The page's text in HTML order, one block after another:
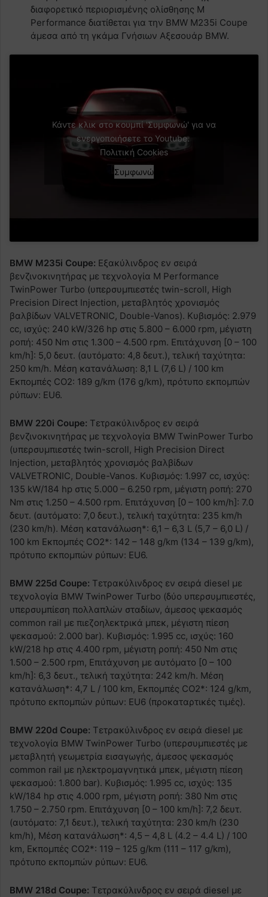
διαφορετικό περιορισμένης ολίσθησης M
Performance διατίθεται για την BMW M235i Coupe
άμεσα από τη γκάμα Γνήσιων Αξεσουάρ BMW.
Κάντε κλικ στο κουμπί 'Συμφωνώ' για να
ενεργοποιήσετε το Youtube.
Πολιτική Cookies
Συμφωνώ
BMW M235i Coupe: Εξακύλινδρος εν σειρά
βενζινοκινητήρας με τεχνολογία M Performance
TwinPower Turbo (υπερσυμπιεστές twin-scroll, High
Precision Direct Injection, μεταβλητός χρονισμός
βαλβίδων VALVETRONIC, Double-Vanos). Κυβισμός: 2.979
cc, ισχύς: 240 kW/326 hp στις 5.800 – 6.000 rpm, μέγιστη
ροπή: 450 Nm στις 1.300 – 4.500 rpm. Επιτάχυνση [0 – 100
km/h]: 5,0 δευτ. (αυτόματο: 4,8 δευτ.), τελική ταχύτητα:
250 km/h. Μέση κατανάλωση: 8,1 L (7,6 L) / 100 km
Εκπομπές CO2: 189 g/km (176 g/km), πρότυπο εκπομπών
ρύπων: EU6.
BMW 220i Coupe: Τετρακύλινδρος εν σειρά
βενζινοκινητήρας με τεχνολογία BMW TwinPower Turbo
(υπερσυμπιεστές twin-scroll, High Precision Direct
Injection, μεταβλητός χρονισμός βαλβίδων
VALVETRONIC, Double-Vanos. Κυβισμός: 1.997 cc, ισχύς:
135 kW/184 hp στις 5.000 – 6.250 rpm, μέγιστη ροπή: 270
Nm στις 1.250 – 4.500 rpm. Επιτάχυνση [0 – 100 km/h]: 7.0
δευτ. (αυτόματο: 7,0 δευτ.), τελική ταχύτητα: 235 km/h
(230 km/h). Μέση κατανάλωση*: 6,1 – 6,3 L (5,7 – 6,0 L) /
100 km Εκπομπές CO2*: 142 – 148 g/km (134 – 139 g/km),
πρότυπο εκπομπών ρύπων: EU6.
BMW 225d Coupe: Τετρακύλινδρος εν σειρά diesel με
τεχνολογία BMW TwinPower Turbo (δύο υπερσυμπιεστές,
υπερσυμπίεση πολλαπλών σταδίων, άμεσος ψεκασμός
common rail με πιεζοηλεκτρικά μπεκ, μέγιστη πίεση
ψεκασμού: 2.000 bar). Κυβισμός: 1.995 cc, ισχύς: 160
kW/218 hp στις 4.400 rpm, μέγιστη ροπή: 450 Nm στις
1.500 – 2.500 rpm, Επιτάχυνση με αυτόματο [0 – 100
km/h]: 6,3 δευτ., τελική ταχύτητα: 242 km/h. Μέση
κατανάλωση*: 4,7 L / 100 km, Εκπομπές CO2*: 124 g/km,
πρότυπο εκπομπών ρύπων: EU6 (προκαταρτικές τιμές).
BMW 220d Coupe: Τετρακύλινδρος εν σειρά diesel με
τεχνολογία BMW TwinPower Turbo (υπερσυμπιεστές με
μεταβλητή γεωμετρία εισαγωγής, άμεσος ψεκασμός
common rail με ηλεκτρομαγνητικά μπεκ, μέγιστη πίεση
ψεκασμού: 1.800 bar). Κυβισμός: 1.995 cc, ισχύς: 135
kW/184 hp στις 4.000 rpm, μέγιστη ροπή: 380 Nm στις
1.750 – 2.750 rpm. Επιτάχυνση [0 – 100 km/h]: 7,2 δευτ.
(αυτόματο: 7,1 δευτ.), τελική ταχύτητα: 230 km/h (230
km/h), Μέση κατανάλωση*: 4,5 – 4,8 L (4.2 – 4.4 L) / 100
km, Εκπομπές CO2*: 119 – 125 g/km (111 – 117 g/km),
πρότυπο εκπομπών ρύπων: EU6.
BMW 218d Coupe: Τετρακύλινδρος εν σειρά diesel με